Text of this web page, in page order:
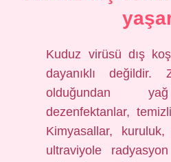
Kuduz virüsü dış
dayanıklı değildir.
olduğundan
dezenfektanlar,
Kimyasallar, kuruluk,
ultraviyole